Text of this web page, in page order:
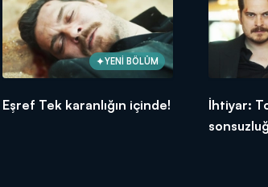
YENİ BÖLÜM
Eşref Tek karanlığın içinde!
İhtiyar: